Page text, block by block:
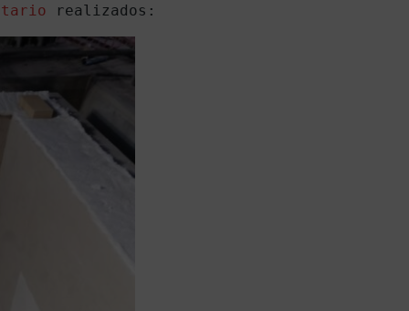
realizados: